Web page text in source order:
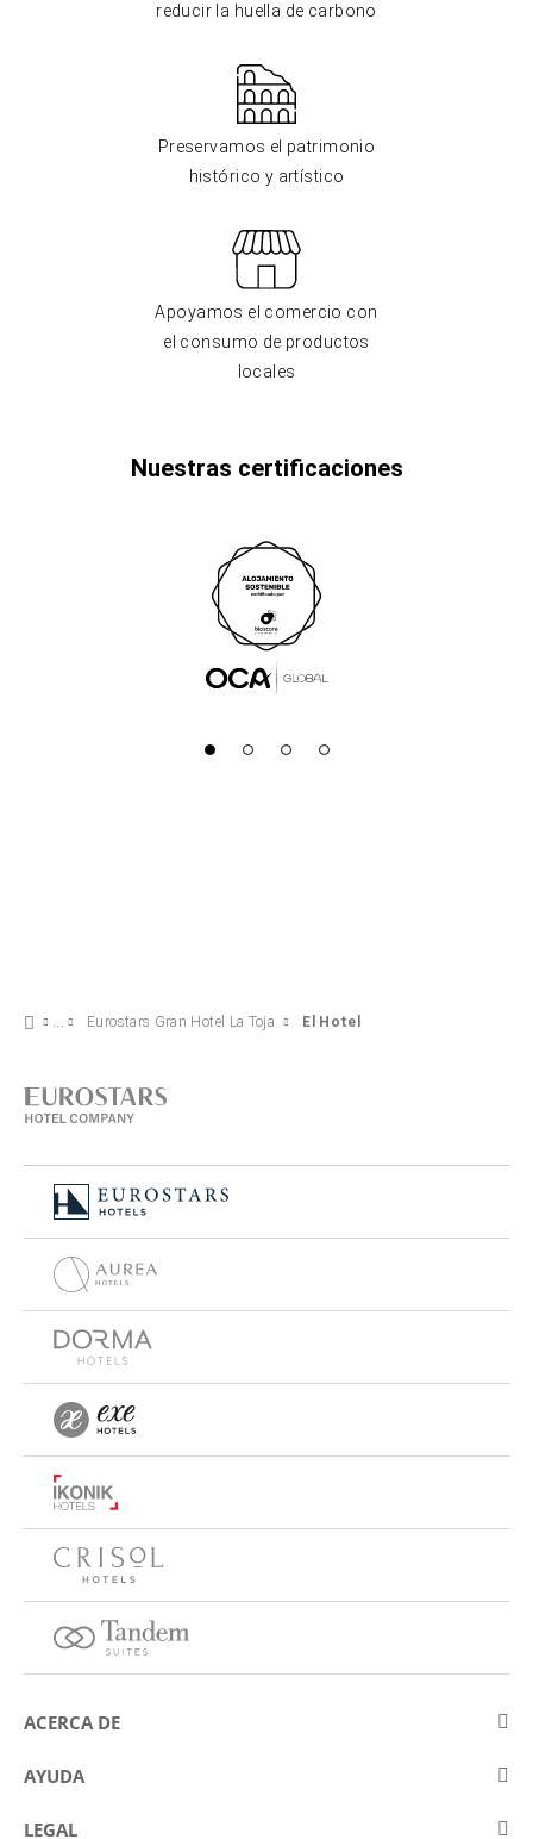
reducir la huella de carbono
Preservamos el patrimonio
histórico y artístico
Apoyamos el comercio con
el consumo de productos
locales
Nuestras certificaciones
Eurostars Gran Hotel La Toja El Hotel
ACERCA DE
Sobre Eurostars Hotel Company
AYUDA
Contactar
LEGAL